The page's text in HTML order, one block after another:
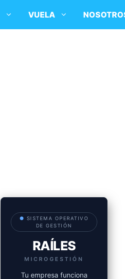
VUELA
● SISTEMA OPERATIVO
DE GESTIÓN
RAÍLES
MICROGESTIÓN
Tu empresa funciona